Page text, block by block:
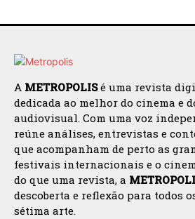
A METROPOLISé uma revista
dedicada ao melhor do cinema e
audiovisual. Com uma voz
reúne análises, entrevistas e
que acompanham de perto as
festivais internacionais e o
do que uma revista, a
descoberta e reflexão para todos
sétima arte.